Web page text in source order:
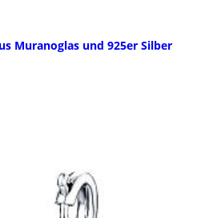
Muranoglas und 925er Silber